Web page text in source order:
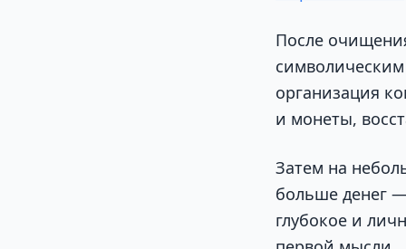
После
организация
и монеты,
Затем на
больше денег
глубокое и